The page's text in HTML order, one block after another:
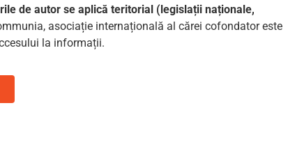
de autor se aplică teritorial (legislații naționale,
asociație internațională al cărei cofondator este
la informații.